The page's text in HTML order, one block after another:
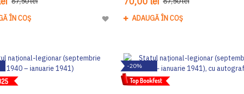
ÎN COȘ
Adaugă
Dorinte
ADAUGĂ ÎN COȘ
-20%